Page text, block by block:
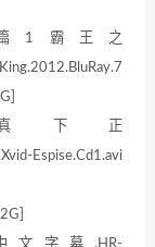
1霸王之
下正
Espise.Cd1.avi
字幕.HR-